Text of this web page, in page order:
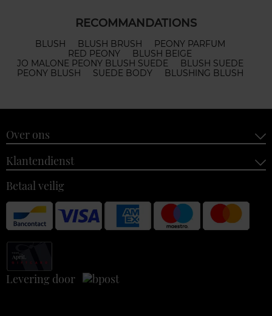
RECOMMANDATIONS
BLUSH BLUSH BRUSH
PEONY PARFUM
RED PEONY
BLUSH BEIGE
JO MALONE PEONY BLUSH SUEDE
BLUSH SUEDE
PEONY BLUSH
SUEDE BODY BLUSHING BLUSH
Over ons
Klantendienst
Betaal veilig
Levering door